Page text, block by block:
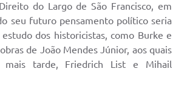
do Largo de São Francisco, em
seu futuro pensamento político seria
dos historicistas, como Burke e
de João Mendes Júnior, aos quais
mais tarde, Friedrich List e Mihail